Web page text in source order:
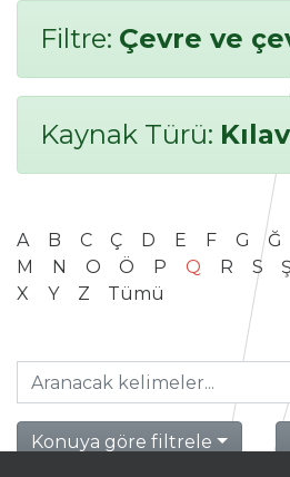
Filtre: Çevre ve
Kaynak Türü:
A B C Ç D E F G Ğ
M
N O Ö P Q R S Ş
X
Y Z Tümü
Konuya göre filtrele